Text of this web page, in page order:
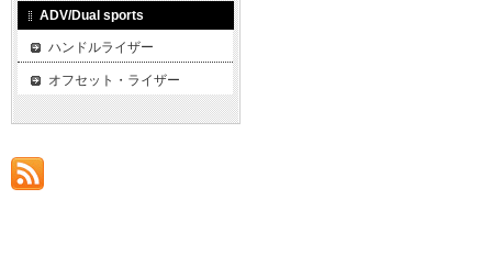
ADV/Dual sports
ハンドルライザー
オフセット・ライザー